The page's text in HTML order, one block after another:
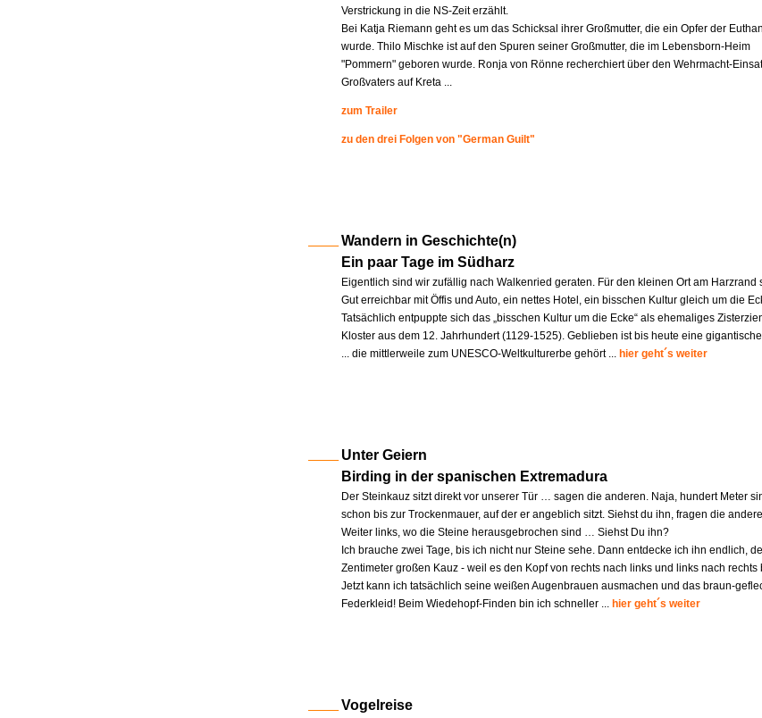
Verstrickung in die NS-Zeit erzählt.
Bei Katja Riemann geht es um das Schicksal ihrer Großmutter, die ein Opfer der
wurde. Thilo Mischke ist auf den Spuren seiner Großmutter, die im Lebensborn-Heim
"Pommern" geboren wurde. Ronja von Rönne recherchiert über den Wehrmacht-
Großvaters auf Kreta ...
zum Trailer
zu den drei Folgen von "German Guilt"
Wandern in Geschichte(n)
Ein paar Tage im Südharz
Eigentlich sind wir zufällig nach Walkenried geraten. Für den kleinen Ort am Harzrand
Gut erreichbar mit Öffis und Auto, ein nettes Hotel, ein bisschen Kultur gleich um die
Tatsächlich entpuppte sich das „bisschen Kultur um die Ecke“ als ehemaliges
Kloster aus dem 12. Jahrhundert (1129-1525). Geblieben ist bis heute eine
... die mittlerweile zum UNESCO-Weltkulturerbe gehört ... hier geht´s weiter
Unter Geiern
Birding in der spanischen Extremadura
Der Steinkauz sitzt direkt vor unserer Tür … sagen die anderen. Naja, hundert Meter
schon bis zur Trockenmauer, auf der er angeblich sitzt. Siehst du ihn, fragen die
Weiter links, wo die Steine herausgebrochen sind … Siehst Du ihn?
Ich brauche zwei Tage, bis ich nicht nur Steine sehe. Dann entdecke ich ihn endlich,
Zentimeter großen Kauz - weil es den Kopf von rechts nach links und links nach rechts
Jetzt kann ich tatsächlich seine weißen Augenbrauen ausmachen und das braun-
Federkleid! Beim Wiedehopf-Finden bin ich schneller ... hier geht´s weiter
Vogelreise